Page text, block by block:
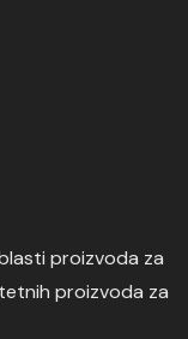
proizvoda za
proizvoda za